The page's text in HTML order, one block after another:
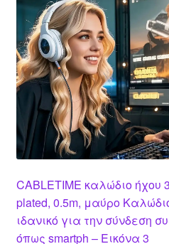
CABLETIME καλώδιο ήχου
plated, 0.5m, μαύρο
ιδανικό για την σύνδεση
όπως smartph – Εικόνα 3